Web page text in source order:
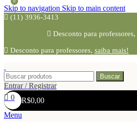
Skip to navigation Skip to main content
(11) 3936-3413
Desconto para professores,
Desconto para professores, saiba mais!
Buscar
Entrar / Registrar
0
R$0,00
Menu
0